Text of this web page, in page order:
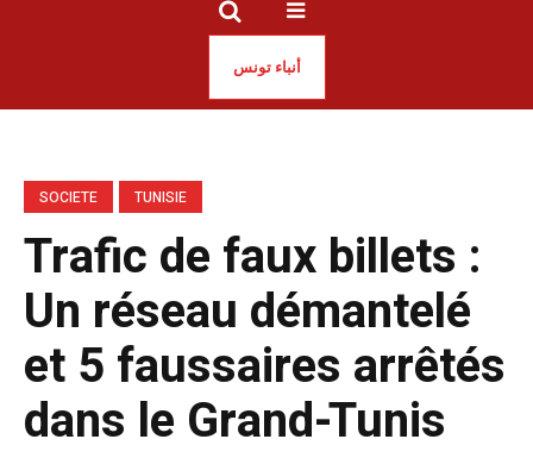
أنباء تونس
SOCIETE TUNISIE
Trafic de faux billets :
Un réseau démantelé
et 5 faussaires arrêtés
dans le Grand-Tunis